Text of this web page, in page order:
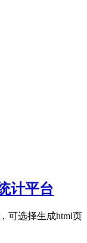
计平台
可选择生成html页